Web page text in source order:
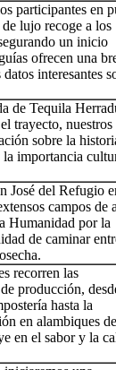
participantes en
lujo recoge a los
un inicio
ofrecen una
interesantes
de Tequila
trayecto, nuestros
sobre la
importancia
José del Refugio
campos de
Humanidad por la
de caminar
recorren las
producción,
hasta la
en alambiques de
en el sabor y la